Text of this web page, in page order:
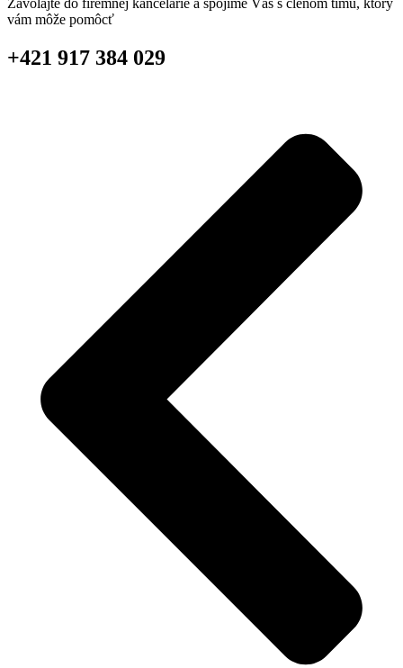
Zavolajte do firemnej kancelárie a spojíme Vás s členom tímu, ktorý
vám môže pomôcť
+421 917 384 029